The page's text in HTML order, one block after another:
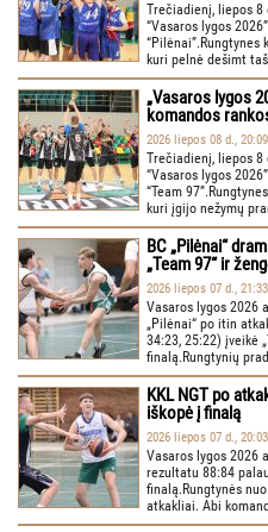
Trečiadienį, liepos 8
“Vasaros lygos
“Pilėnai”.Rungtynes
kuri pelnė dešimt
„Vasaros lygos
komandos
2026 liepos 08 d.,
Trečiadienį, liepos 8
“Vasaros lygos
“Team
kuri įgijo nežymų
BC „Pilėnai“
„Team 97“ ir
2026 liepos 07 d.,
Vasaros lygos 2026
„Pilėnai“ po itin
34:23, 25:22) įveikė
finalą.Rungtynių
KKL NGT po
iškopė į finalą
2026 liepos 07 d.,
Vasaros lygos 2026
rezultatu 88:84
finalą.Rungtynės
atkakliai. Abi